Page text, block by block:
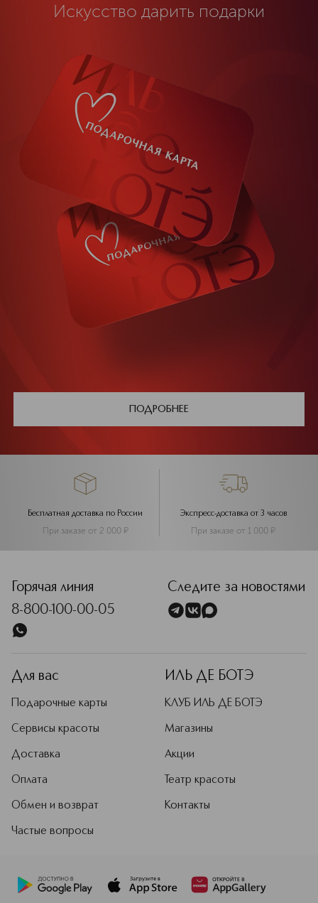
ПОДРОБНЕЕ
Искусство дарить подарки
Бесплатная доставка по России
При заказе от 2 000 ¤
Экспресс-доставка от 3 часов
При заказе от 1 000 ¤
Горячая линия
8-800-100-00-05
Следите за новостями
Для вас
Подарочные карты
Сервисы красоты
Доставка
Оплата
Обмен и возврат
Частые вопросы
ИЛЬ ДЕ БОТЭ
КЛУБ ИЛЬ ДЕ БОТЭ
Магазины
Акции
Театр красоты
Контакты